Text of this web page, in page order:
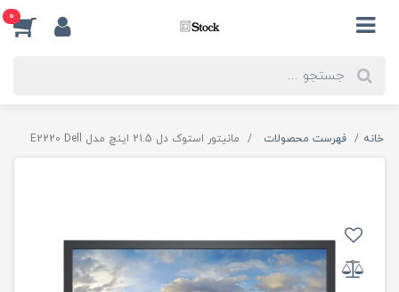
0
خانه فهرست محصولات مانیتور استوک دل 21.5 اینچ مدل E2220 Dell